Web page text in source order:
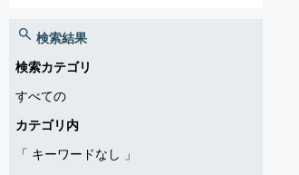
検索結果
検索カテゴリ
すべての
カテゴリ内
「 キーワードなし
」